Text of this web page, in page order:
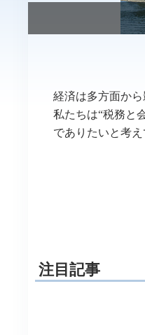
経済は多方面か
私たちは“税務と
でありたいと考え
注目記事